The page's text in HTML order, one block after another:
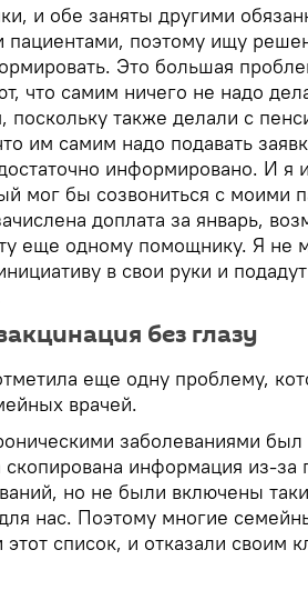
и обе заняты другими
пациентами, поэтому ищу
Это большая
что самим ничего не надо
поскольку также делали с
им самим надо подавать
информировано. И
мог бы созвониться с моими
доплата за январь,
еще одному помощнику. Я не
в свои руки и
без глазу
еще одну проблему,
врачей.
заболеваниями
информация из-за
но не были включены
нас. Поэтому многие
список, и отказали своим